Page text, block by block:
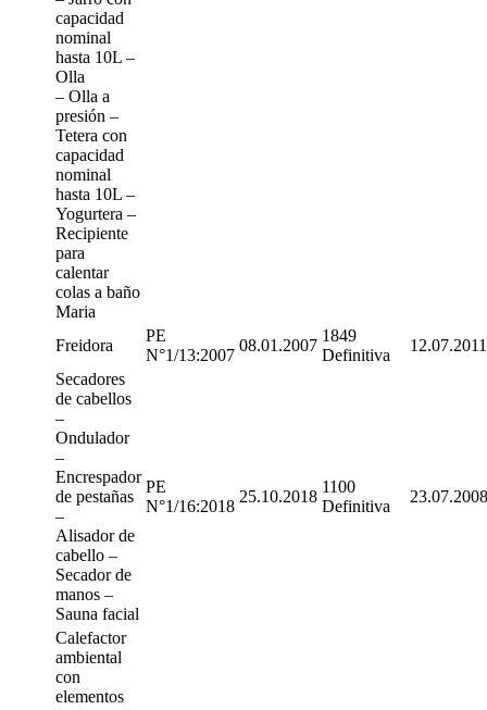
capacidad
nominal
hasta 10L –
Olla
– Olla a
presión –
Tetera con
capacidad
nominal
hasta 10L –
Yogurtera –
Recipiente
para
calentar
colas a baño
Maria
Freidora
PE
N°1/13:2007
08.01.2007
1849
Definitiva
12.07.2011
Secadores
de cabellos
–
Ondulador
–
Encrespador
de pestañas
–
Alisador de
cabello –
Secador de
manos –
Sauna facial
PE
N°1/16:2018
25.10.2018
1100
Definitiva
23.07.2008
Calefactor
ambiental
con
elementos